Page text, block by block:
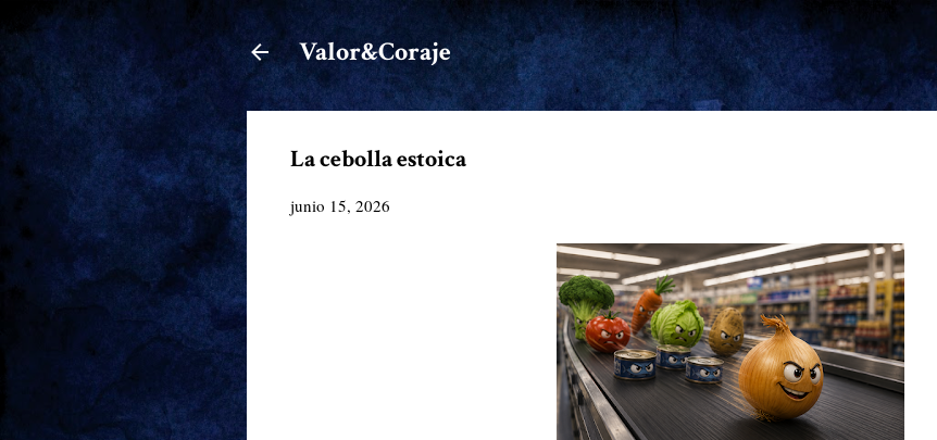
Ir al contenido principal
Valor&Coraje
La cebolla estoica
junio 15, 2026